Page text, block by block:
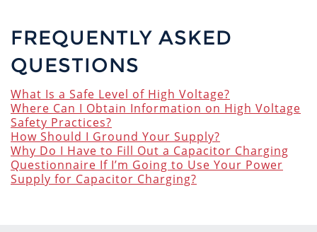
FREQUENTLY ASKED
QUESTIONS
What Is a Safe Level of High Voltage?
Where Can I Obtain Information on High Voltage
Safety Practices?
How Should I Ground Your Supply?
Why Do I Have to Fill Out a Capacitor Charging
Questionnaire If I’m Going to Use Your Power
Supply for Capacitor Charging?